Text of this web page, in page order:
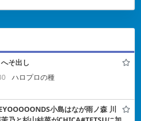
そ出し
ハロプロの種
小島はなが雨ノ森 川